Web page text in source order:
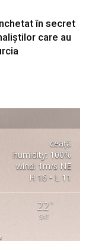
în secret
care au
ceață
humidity: 100%
wind: 1m/s NE
H 16 • L 11
22 °
SAT